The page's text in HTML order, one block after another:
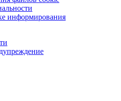
информирования